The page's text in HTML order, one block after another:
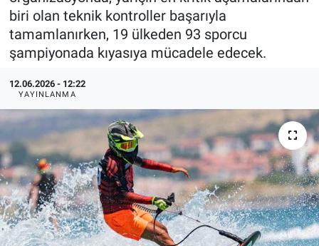
biri olan teknik kontroller başarıyla
tamamlanırken, 19 ülkeden 93 sporcu
şampiyonada kıyasıya mücadele edecek.
12.06.2026 - 12:22
YAYINLANMA